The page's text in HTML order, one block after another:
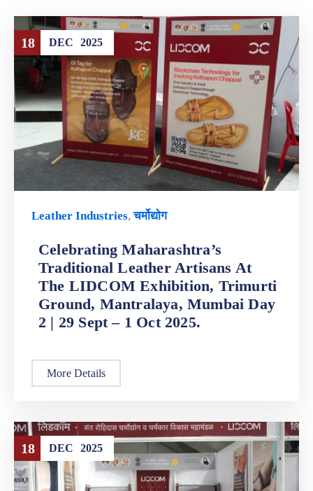
18 DEC 2025
Leather Industries,चर्मोद्योग
Celebrating Maharashtra’s
Traditional Leather Artisans At
The LIDCOM Exhibition, Trimurti
Ground, Mantralaya, Mumbai Day
2 | 29 Sept – 1 Oct 2025.
More Details
18 DEC 2025